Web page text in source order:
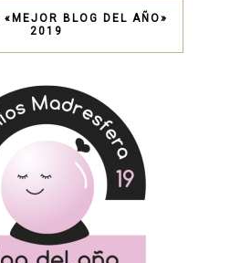
«MEJOR BLOG DEL AÑO»
2019